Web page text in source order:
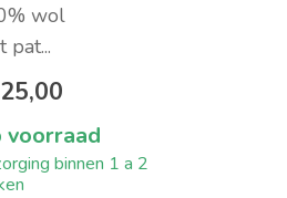
wol
pat...
voorraad
binnen 1 a 2